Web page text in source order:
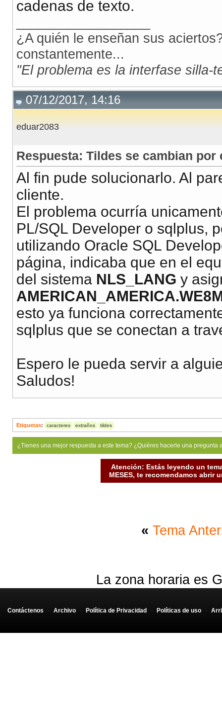
cadenas de texto.
¿A quién le enseñan sus
constantemente...
"El problema es la interfase silla-
07/12/2017, 14:16
eduar2083
Respuesta: Tildes se cambian
Al fin pude solucionarlo. Al
cliente.
El problema ocurría
PL/SQL Developer o sqlplus,
utilizando Oracle SQL
página, indicaba que en el
del sistema NLS_LANG y
esto ya funciona
sqlplus que se conectan a
Espero le pueda servir a
Saludos!
Etiquetas: caracteres extraños tildes
¿Tienes una mejor respuesta a este tema? ¿Quiéres hacerle una
Atención: Estás leyendo un
MESES, te recomendamos abrir
« Tema
La zona horaria es
Contáctenos - Archivo - Política de Privacidad - Políticas de uso -